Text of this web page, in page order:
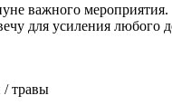
важного мероприятия.
для усиления любого
/ травы